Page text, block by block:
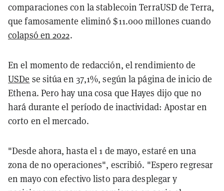
comparaciones con la stablecoin TerraUSD de Terra,
que famosamente eliminó $11.000 millones cuando
colapsó en 2022.
En el momento de redacción, el rendimiento de
USDe se sitúa en 37,1%, según la página de inicio de
Ethena. Pero hay una cosa que Hayes dijo que no
hará durante el período de inactividad: Apostar en
corto en el mercado.
"Desde ahora, hasta el 1 de mayo, estaré en una
zona de no operaciones", escribió. "Espero regresar
en mayo con efectivo listo para desplegar y